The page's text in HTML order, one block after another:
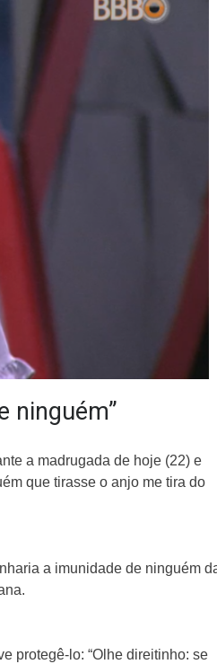
ninguém”
a madrugada de hoje (22) e
que tirasse o anjo me tira do
a imunidade de ninguém
protegê-lo: “Olhe direitinho: se